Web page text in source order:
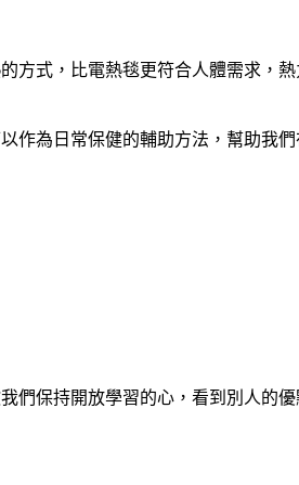
式，比電熱毯更符合人體需求，
作為日常保健的輔助方法，幫助我
們保持開放學習的心，看到別人的